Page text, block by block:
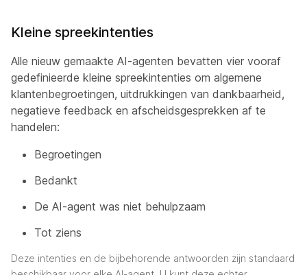
Kleine spreekintenties
Alle nieuw gemaakte AI-agenten bevatten vier vooraf
gedefinieerde kleine spreekintenties om algemene
klantenbegroetingen, uitdrukkingen van dankbaarheid,
negatieve feedback en afscheidsgesprekken af te
handelen:
Begroetingen
Bedankt
De AI-agent was niet behulpzaam
Tot ziens
Deze intenties en de bijbehorende antwoorden zijn standaard